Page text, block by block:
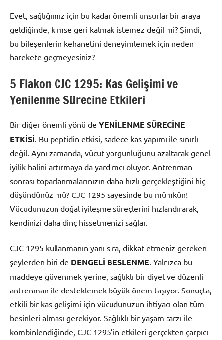
Evet, sağlığımız için bu kadar önemli unsurlar bir araya
geldiğinde, kimse geri kalmak istemez değil mi? Şimdi,
bu bileşenlerin kehanetini deneyimlemek için neden
harekete geçmeyesiniz?
5 Flakon CJC 1295: Kas Gelişimi ve
Yenilenme Sürecine Etkileri
Bir diğer önemli yönü de YENİLENME SÜRECİNE
ETKİSİ. Bu peptidin etkisi, sadece kas yapımı ile sınırlı
değil. Aynı zamanda, vücut yorgunluğunu azaltarak genel
iyilik halini artırmaya da yardımcı oluyor. Antrenman
sonrası toparlanmalarınızın daha hızlı gerçekleştiğini hiç
düşündünüz mü? CJC 1295 sayesinde bu mümkün!
Vücudunuzun doğal iyileşme süreçlerini hızlandırarak,
kendinizi daha dinç hissetmenizi sağlar.
CJC 1295 kullanmanın yanı sıra, dikkat etmeniz gereken
şeylerden biri de DENGELİ BESLENME. Yalnızca bu
maddeye güvenmek yerine, sağlıklı bir diyet ve düzenli
antrenman ile desteklemek büyük önem taşıyor. Sonuçta,
etkili bir kas gelişimi için vücudunuzun ihtiyacı olan tüm
besinleri alması gerekiyor. Sağlıklı bir yaşam tarzı ile
kombinlendiğinde, CJC 1295’in etkileri gerçekten çarpıcı